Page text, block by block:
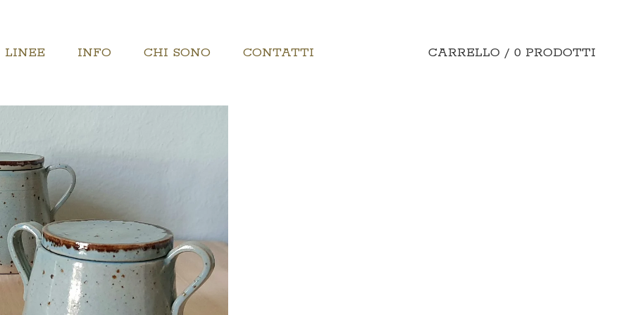
LINEE INFO CHI SONO CONTATTI CARRELLO / 0 PRODOTTI